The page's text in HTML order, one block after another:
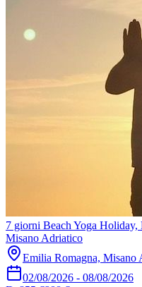
7 giorni Beach Yoga
Misano Adriatico
Emilia Romagna, Misano
02/08/2026 - 08/08/2026